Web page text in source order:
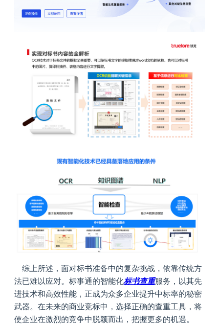
综上所述，面对标书准备中的复杂挑战，依靠传统方
法已难以应对。标事通的智能化标书查重服务，以其先
进技术和高效性能，正成为众多企业提升中标率的秘密
武器。在未来的商业竞标中，选择正确的查重工具，将
使企业在激烈的竞争中脱颖而出，把握更多的机遇。